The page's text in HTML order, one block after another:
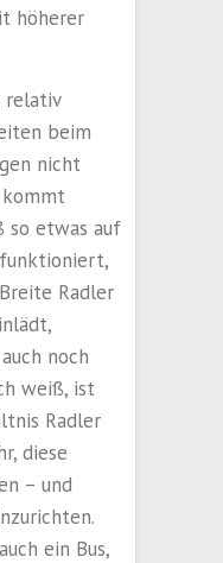
höherer
relativ
beim
nicht
so etwas auf
funktioniert,
Radler
noch
weiß, ist
Radler
diese
– und
ein Bus,